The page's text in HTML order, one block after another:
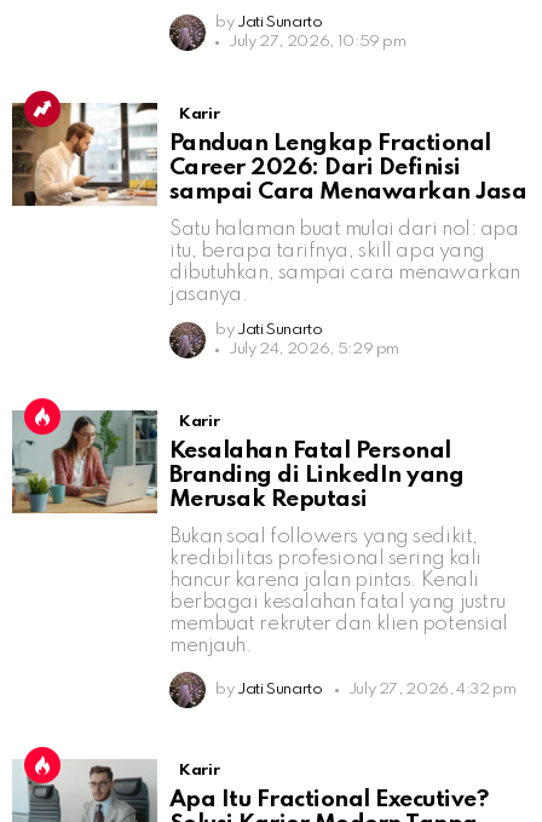
by Jati Sunarto
July 27, 2026, 10:59 pm
Karir
Panduan Lengkap Fractional
Career 2026: Dari Definisi
sampai Cara Menawarkan Jasa
Satu halaman buat mulai dari nol: apa
itu, berapa tarifnya, skill apa yang
dibutuhkan, sampai cara menawarkan
jasanya.
by Jati Sunarto
July 24, 2026, 5:29 pm
Karir
Kesalahan Fatal Personal
Branding di LinkedIn yang
Merusak Reputasi
Bukan soal followers yang sedikit,
kredibilitas profesional sering kali
hancur karena jalan pintas. Kenali
berbagai kesalahan fatal yang justru
membuat rekruter dan klien potensial
menjauh.
by Jati Sunarto July 27, 2026, 4:32 pm
Karir
Apa Itu Fractional Executive?